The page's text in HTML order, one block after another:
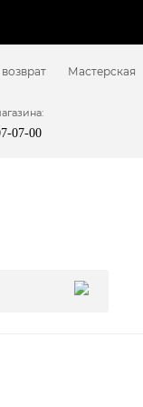
Мастерская
07-00